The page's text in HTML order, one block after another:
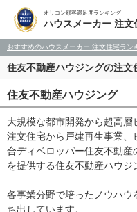
オリコン顧客満足度ランキング
ハウスメーカー 注文
おすすめのハウスメーカー 注文住宅ラン
住友不動産ハウジングの注文
住友不動産ハウジング
大規模な都市開発から超高
注文住宅から戸建再生事業
合ディベロッパー住友不動
を提供する住友不動産ハウジ
各事業分野で培ったノウハ
ち出しています。